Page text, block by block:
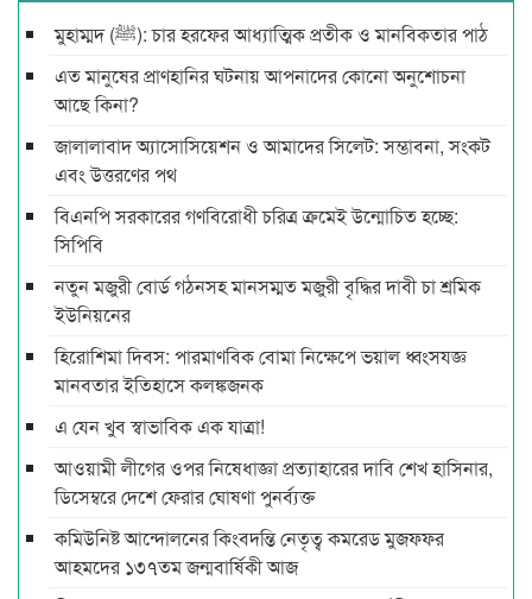
মুহাম্মদ (ﷺ): চার হরফের আধ্যাত্মিক প্রতীক ও মানবিকতার পাঠ
এত মানুষের প্রাণহানির ঘটনায় আপনাদের কোনো অনুশোচনা
আছে কিনা?
জালালাবাদ অ্যাসোসিয়েশন ও আমাদের সিলেট: সম্ভাবনা, সংকট
এবং উত্তরণের পথ
বিএনপি সরকারের গণবিরোধী চরিত্র ক্রমেই উন্মোচিত হচ্ছে:
সিপিবি
নতুন মজুরী বোর্ড গঠনসহ মানসম্মত মজুরী বৃদ্ধির দাবী চা শ্রমিক
ইউনিয়নের
হিরোশিমা দিবস: পারমাণবিক বোমা নিক্ষেপে ভয়াল ধ্বংসযজ্ঞ
মানবতার ইতিহাসে কলঙ্কজনক
এ যেন খুব স্বাভাবিক এক যাত্রা!
আওয়ামী লীগের ওপর নিষেধাজ্ঞা প্রত্যাহারের দাবি শেখ হাসিনার,
ডিসেম্বরে দেশে ফেরার ঘোষণা পুনর্ব্যক্ত
কমিউনিষ্ট আন্দোলনের কিংবদন্তি নেতৃত্ব কমরেড মুজফ্ফর
আহমদের ১৩৭তম জন্মবার্ষিকী আজ